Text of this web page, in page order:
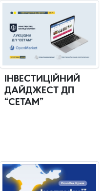
ІНВЕСТИЦІЙНИЙ
ДАЙДЖЕСТ ДП
“СЕТАМ”